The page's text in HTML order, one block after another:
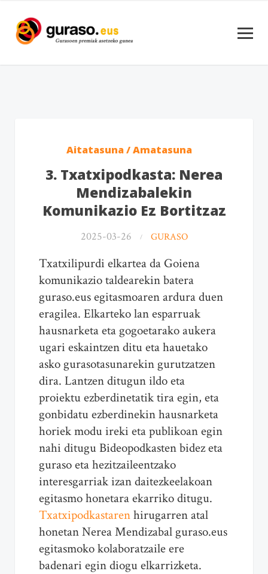
Aitatasuna / Amatasuna
3. Txatxipodkasta: Nerea
Mendizabalekin
Komunikazio Ez Bortitzaz
2025-03-26 GURASO
Txatxilipurdi elkartea da Goiena
komunikazio taldearekin batera
guraso.eus egitasmoaren ardura duen
eragilea. Elkarteko lan esparruak
hausnarketa eta gogoetarako aukera
ugari eskaintzen ditu eta hauetako
asko gurasotasunarekin gurutzatzen
dira. Lantzen ditugun ildo eta
proiektu ezberdinetatik tira egin, eta
gonbidatu ezberdinekin hausnarketa
horiek modu ireki eta publikoan egin
nahi ditugu Bideopodkasten bidez eta
guraso eta hezitzaileentzako
interesgarriak izan daitezkeelakoan
egitasmo honetara ekarriko ditugu.
Txatxipodkastarenhirugarren atal
honetan Nerea Mendizabal guraso.eus
egitasmoko kolaboratzaile ere
badenari egin diogu elkarrizketa.